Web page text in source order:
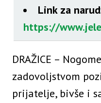
Link za
https://
DRAŽICE –
zadovoljstvom
prijatelje, bivše i